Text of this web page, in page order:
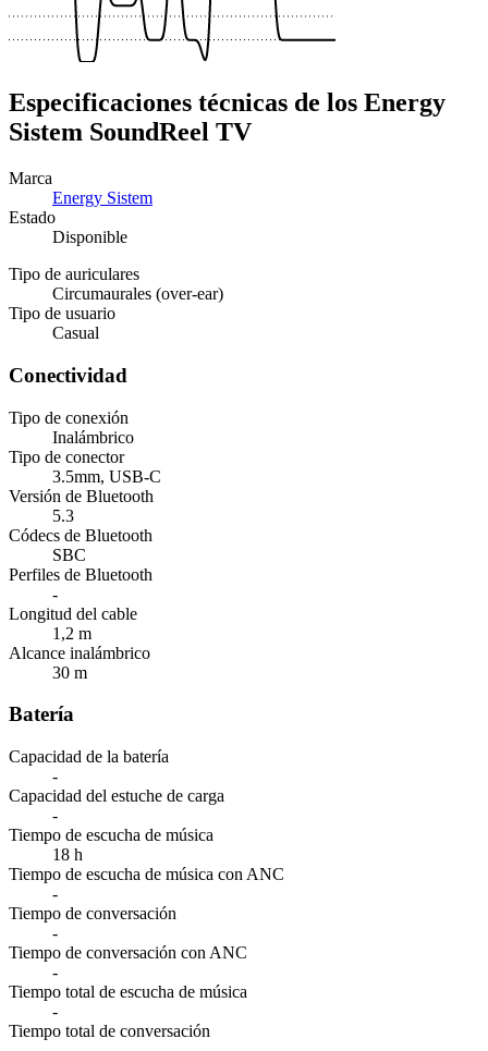
Especificaciones técnicas de los Energy
Sistem SoundReel TV
Marca
Energy Sistem
Estado
Disponible
Tipo de auriculares
Circumaurales (over-ear)
Tipo de usuario
Casual
Conectividad
Tipo de conexión
Inalámbrico
Tipo de conector
3.5mm, USB-C
Versión de Bluetooth
5.3
Códecs de Bluetooth
SBC
Perfiles de Bluetooth
-
Longitud del cable
1,2 m
Alcance inalámbrico
30 m
Batería
Capacidad de la batería
-
Capacidad del estuche de carga
-
Tiempo de escucha de música
18 h
Tiempo de escucha de música con ANC
-
Tiempo de conversación
-
Tiempo de conversación con ANC
-
Tiempo total de escucha de música
-
Tiempo total de conversación